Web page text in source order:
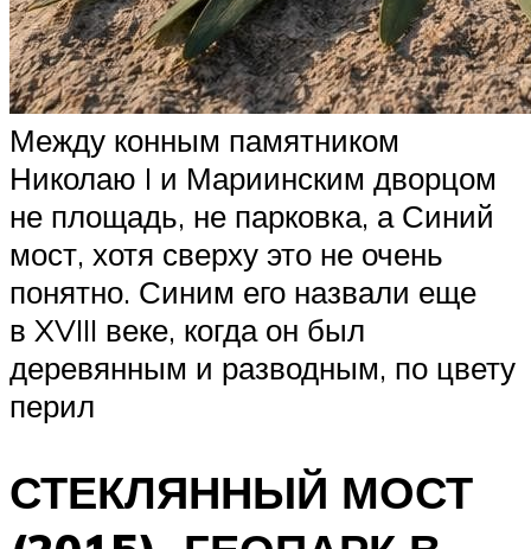
Между конным памятником
Николаю I и Мариинским дворцом
не площадь, не парковка, а Синий
мост, хотя сверху это не очень
понятно. Синим его назвали еще
в XVIII веке, когда он был
деревянным и разводным, по цвету
перил
СТЕКЛЯННЫЙ МОСТ